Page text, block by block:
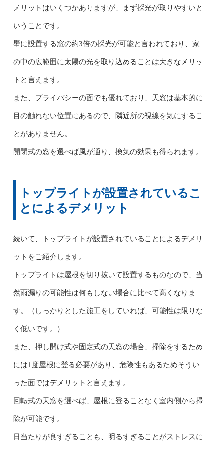
メリットはいくつかありますが、まず採光が取りやすいと
いうことです。
壁に設置する窓の約3倍の採光が可能と言われており、家
の中の広範囲に太陽の光を取り込めることは大きなメリッ
トと言えます。
また、プライバシーの面でも優れており、天窓は基本的に
目の触れない位置にあるので、隣近所の視線を気にするこ
とがありません。
開閉式の窓を選べば風が通り、換気の効果も得られます。
トップライトが設置されているこ
とによるデメリット
続いて、トップライトが設置されていることによるデメリ
ットをご紹介します。
トップライトは屋根を切り抜いて設置するものなので、当
然雨漏りの可能性は何もしない場合に比べて高くなりま
す。（しっかりとした施工をしていれば、可能性は限りな
く低いです。）
また、押し開け式や固定式の天窓の場合、掃除をするため
には1度屋根に登る必要があり、危険性もあるためそうい
った面ではデメリットと言えます。
回転式の天窓を選べば、屋根に登ることなく室内側から掃
除が可能です。
日当たりが良すぎることも、明るすぎることがストレスに